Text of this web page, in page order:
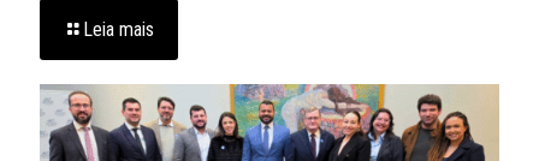
Leia mais